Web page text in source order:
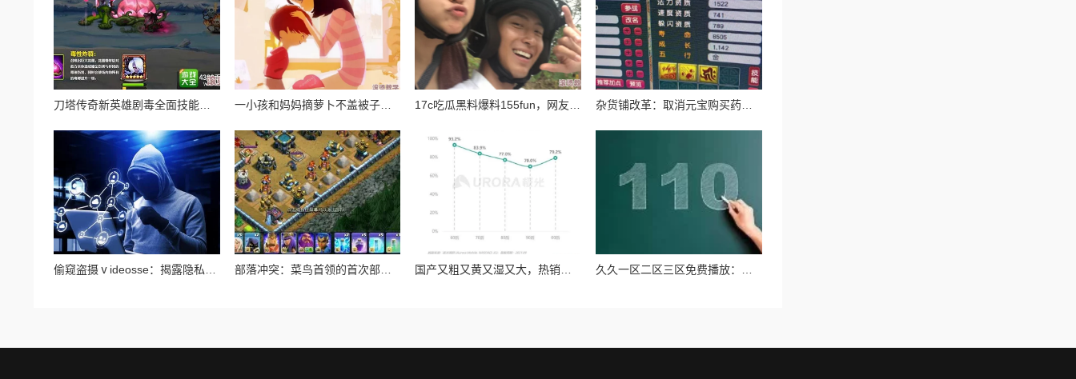
一小孩和妈妈摘萝卜不盖被子，温暖的亲子时光让人感受到生活的乐趣与简单幸福
偷窥盗摄ⅴideosse：揭露隐私侵犯背后的黑暗产业链与受害者的无奈心声 部落冲突：菜鸟首领的首次部落改革尝试与初体验纪实 国产又粗又黄又湿又大，热销背后引发消费者对品质与安全的深思，市场反响强烈！ 久久一区二区三区免费播放：最新影视资源上线，畅享无限精彩内容，尽在指尖轻松获取！